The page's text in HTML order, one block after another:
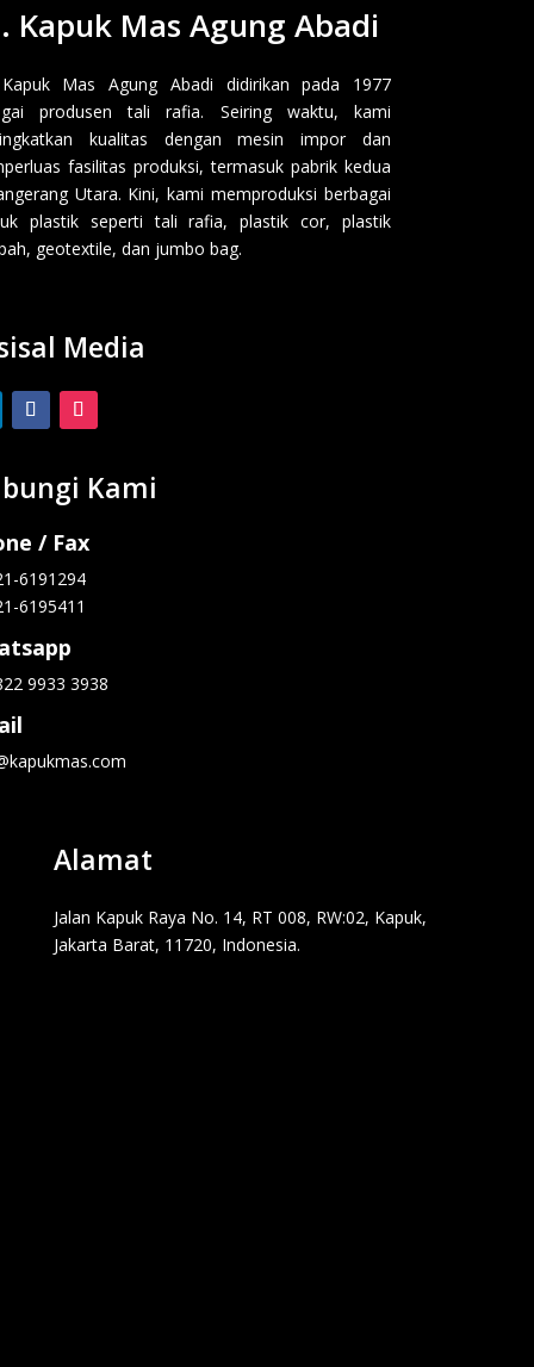
Kapuk Mas Agung Abadi
Mas Agung Abadi didirikan pada 1977
produsen tali rafia. Seiring waktu, kami
kualitas dengan mesin impor dan
fasilitas produksi, termasuk pabrik kedua
Utara. Kini, kami memproduksi berbagai
plastik seperti tali rafia, plastik cor, plastik
geotextile, dan jumbo bag.
Media
Kami
/ Fax
6191294
6195411
9933 3938
Alamat
Jalan Kapuk Raya No. 14, RT 008, RW:02, Kapuk,
Jakarta Barat, 11720, Indonesia.